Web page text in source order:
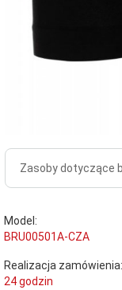
Zasoby dotyczące
Model:
BRU00501A-CZA
Realizacja zamówienia:
24 godzin